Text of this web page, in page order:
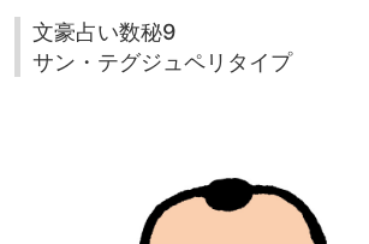
文豪占い数秘9
サン・テグジュペリタイプ